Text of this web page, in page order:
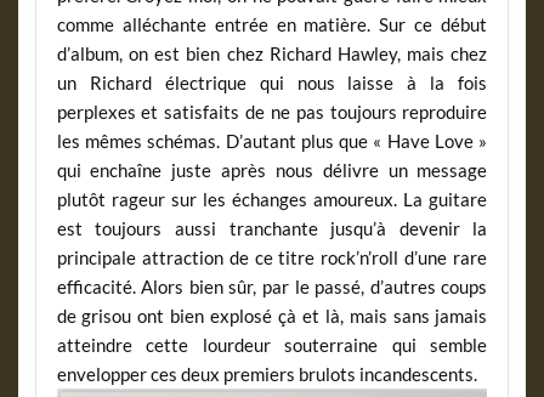
comme alléchante entrée en matière. Sur ce début
d’album, on est bien chez Richard Hawley, mais chez
un Richard électrique qui nous laisse à la fois
perplexes et satisfaits de ne pas toujours reproduire
les mêmes schémas. D’autant plus que « Have Love »
qui enchaîne juste après nous délivre un message
plutôt rageur sur les échanges amoureux. La guitare
est toujours aussi tranchante jusqu’à devenir la
principale attraction de ce titre rock’n’roll d’une rare
efficacité. Alors bien sûr, par le passé, d’autres coups
de grisou ont bien explosé çà et là, mais sans jamais
atteindre cette lourdeur souterraine qui semble
envelopper ces deux premiers brulots incandescents.